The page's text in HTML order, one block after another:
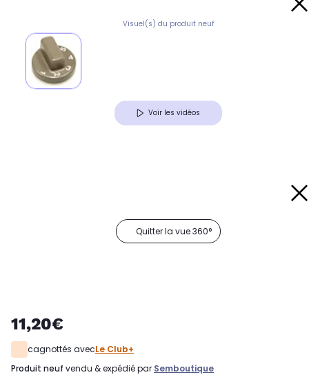
Visuel(s) du produit neuf
Voir les vidéos
Quitter la vue 360°
11,20€
cagnottés avecLe Club+
produit neuf vendu & expédié par Semboutique